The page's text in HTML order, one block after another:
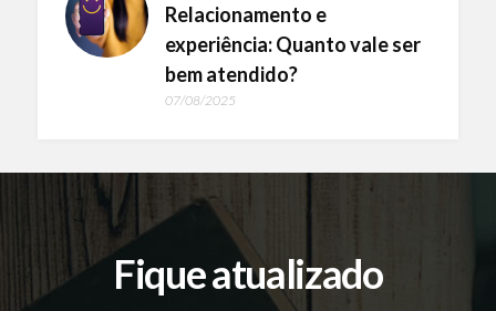
Relacionamento e
experiência: Quanto vale ser
bem atendido?
07/08/2025
Fique atualizado